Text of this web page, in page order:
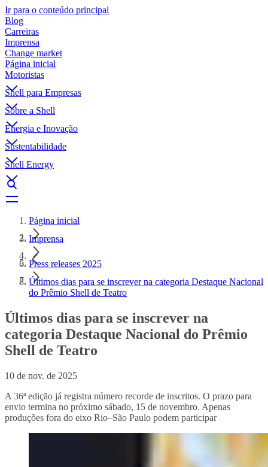
Ir para o conteúdo principal
Blog
Carreiras
Imprensa
Change market
Página inicial
Motoristas
Shell para Empresas
Sobre a Shell
Energia e Inovação
Sustentabilidade
Shell Energy
Página inicial
Imprensa
Press releases 2025
Últimos dias para se inscrever na categoria Destaque Nacional
do Prêmio Shell de Teatro
Últimos dias para se inscrever na
categoria Destaque Nacional do Prêmio
Shell de Teatro
10 de nov. de 2025
A 36ª edição já registra número recorde de inscritos. O prazo para
envio termina no próximo sábado, 15 de novembro. Apenas
produções fora do eixo Rio–São Paulo podem participar